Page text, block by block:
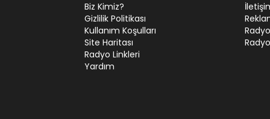
Biz Kimiz?
Gizlilik Politikası
Kullanım Koşulları
Site Haritası
Radyo Linkleri
Yardım